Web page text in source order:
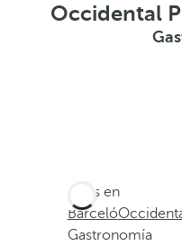
Occidental
Estás en
Barceló
Gastronomía